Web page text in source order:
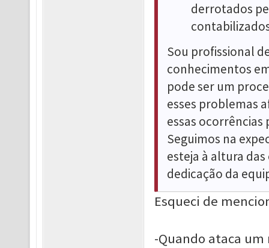
derrotados
Sou profissional
conhecimentos
pode ser um
esses problemas
essas
Seguimos na
esteja à altura
dedicação da
Esqueci de
-Quando ataca